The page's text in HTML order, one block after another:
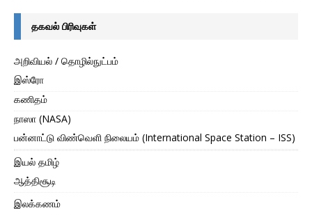
தகவல் பிரிவுகள்
அறிவியல் / தொழில்நுட்பம்
இஸ்ரோ
கணிதம்
நாஸா (NASA)
பன்னாட்டு விண்வெளி நிலையம் (International Space Station – ISS)
இயல் தமிழ்
ஆத்திசூடி
இலக்கணம்